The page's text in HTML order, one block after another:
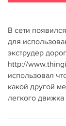
В сети
для
экструдер
http://
использовал
какой другой
легкого